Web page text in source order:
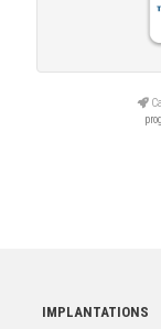
IMPLANTATIONS